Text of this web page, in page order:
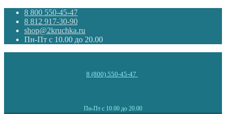
8 800 550-45-47
8 812 917-30-90
shop@2kruchka.ru
Пн-Пт с 10.00 до 20.00
8 (800) 550-45-47
Пн-Пт с 10.00 до 20.00